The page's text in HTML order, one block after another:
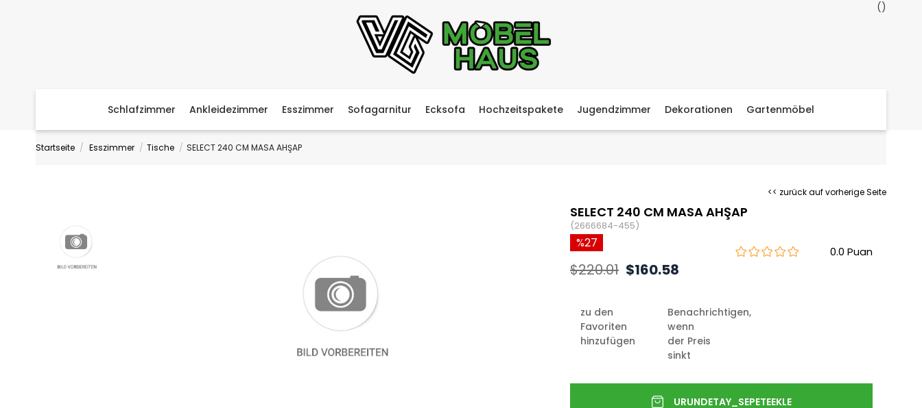
Schlafzimmer Ankleidezimmer Esszimmer Sofagarnitur Ecksofa Hochzeitspakete Jugendzimmer Dekorationen Gartenmöbel
Startseite Esszimmer Tische SELECT 240 CM MASA AHŞAP
<< zurück auf vorherige Seite
SELECT 240 CM MASA AHŞAP
(2666684-455)
0.0
27
$220.01 $160.58
zu den
Favoriten
hinzufügen
Benachrichtigen,
wenn
der Preis
sinkt